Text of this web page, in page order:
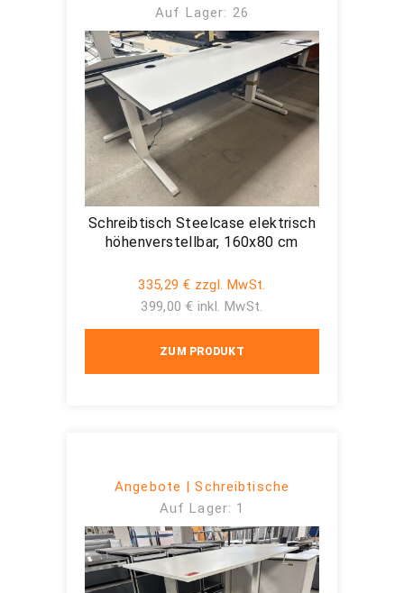
Auf Lager: 26
Schreibtisch Steelcase elektrisch
höhenverstellbar, 160x80 cm
335,29 € zzgl. MwSt.
399,00 € inkl. MwSt.
ZUM PRODUKT
Angebote | Schreibtische
Auf Lager: 1